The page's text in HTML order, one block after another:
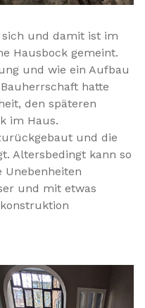
sich und damit ist im
Hausbock gemeint.
und wie ein Aufbau
hatte
den späteren
im Haus.
und die
Altersbedingt kann so
Unebenheiten
und mit etwas